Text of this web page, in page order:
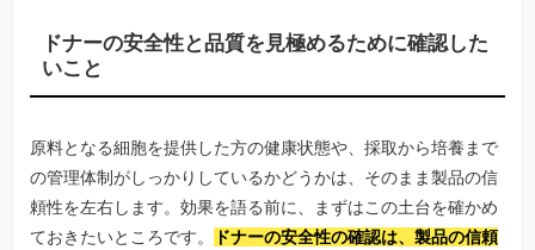
ドナーの安全性と品質を見極めるために確認した
いこと
原料となる細胞を提供した方の健康状態や、採取から培養まで
の管理体制がしっかりしているかどうかは、そのまま製品の信
頼性を左右します。効果を語る前に、まずはこの土台を確かめ
ておきたいところです。
ドナーの安全性の確認は、製品の信頼